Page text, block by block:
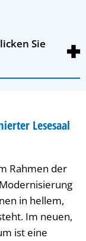
Sie
Lesesaal
Rahmen der
in hellem,
Im neuen,
ist eine